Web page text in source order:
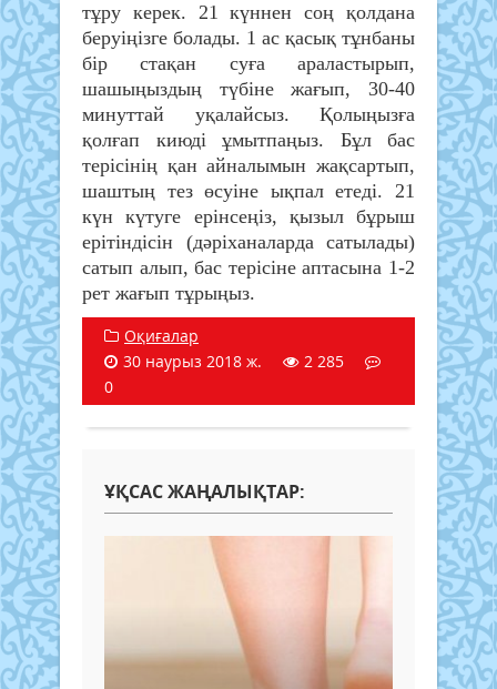
тұру керек. 21 күннен соң қолдана
беруіңізге болады. 1 ас қасық тұнбаны
бір стақан суға араластырып,
шашыңыздың түбіне жағып, 30-40
минуттай уқалайсыз. Қолыңызға
қолғап киюді ұмытпаңыз. Бұл бас
терісінің қан айналымын жақсартып,
шаштың тез өсуіне ықпал етеді. 21
күн күтуге ерінсеңіз, қызыл бұрыш
ерітіндісін (дәріханаларда сатылады)
сатып алып, бас терісіне аптасына 1-2
рет жағып тұрыңыз.
Оқиғалар
30 наурыз 2018 ж.
2 285
0
ҰҚСАС ЖАҢАЛЫҚТАР: